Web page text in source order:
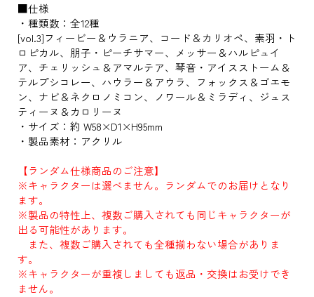
■仕様
・種類数：全12種
[vol.3]フィービー＆ウラニア、コード＆カリオペ、素羽・ト
ロピカル、朋子・ピーチサマー、メッサー＆ハルピュイ
ア、チェリッシュ＆アマルテア、琴音・アイスストーム＆
テルプシコレー、ハウラー＆アウラ、フォックス＆ゴエモ
ン、ナビ＆ネクロノミコン、ノワール＆ミラディ、ジュス
ティーヌ＆カロリーヌ
・サイズ：約 W58×D1×H95mm
・製品素材：アクリル
【ランダム仕様商品のご注意】
※キャラクターは選べません。ランダムでのお届けとなり
ます。
※製品の特性上、複数ご購入されても同じキャラクターが
出る可能性があります。
また、複数ご購入されても全種揃わない場合がありま
す。
※キャラクターが重複しましても返品・交換はお受けでき
ません。